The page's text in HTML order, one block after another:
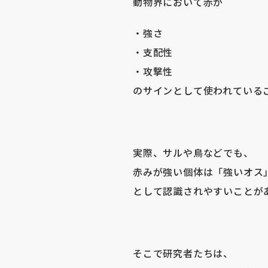
・強さ
・支配性
・攻撃性
のサインとして使われている
実際、サルや鳥などでも、
赤みが強い個体は「強いオス」
として認識されやすいことが
そこで研究者たちは、